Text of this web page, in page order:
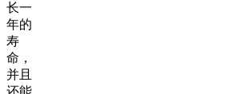
长一
年的
寿
命，
并且